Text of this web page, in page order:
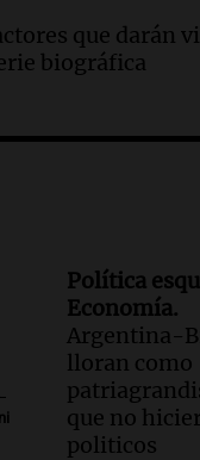
del Paso
por
Universidad de
con la
y parques
que darán
biográfica
Política
Economía.
Argentina-
lloran como
que no
politicos